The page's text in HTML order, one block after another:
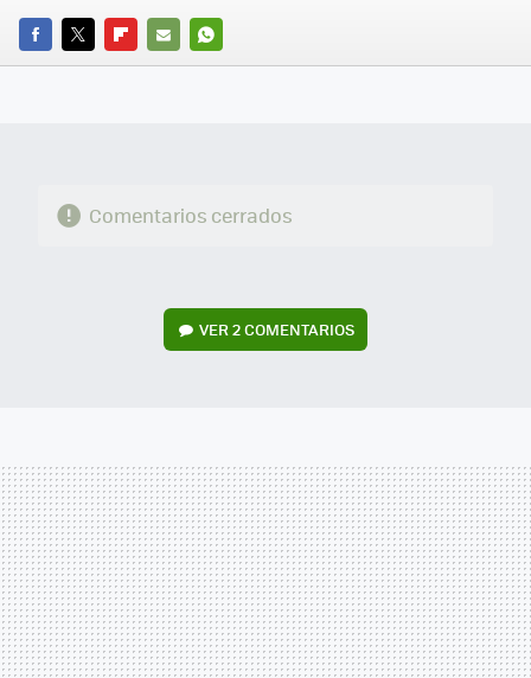
FACEBOOK
TWITTERFLIPBOARD
E-
WHATSAPP
Comentarios cerrados
VER2 COMENTARIOS